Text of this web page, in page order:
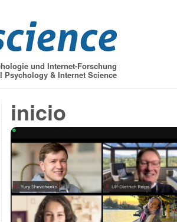
und Internet-Forschung
Psychology & Internet Science
inicio